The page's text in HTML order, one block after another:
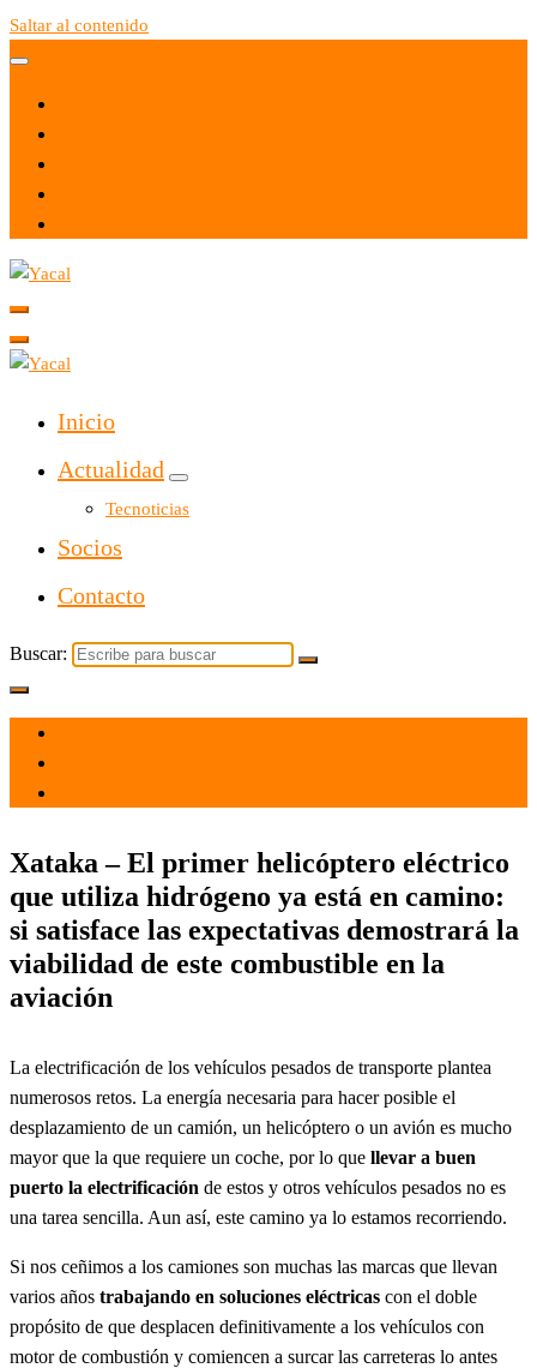
Saltar al contenido
Yacal micro hosting
Inicio
Actualidad
Tecnoticias
Socios
Contacto
Buscar:
Xataka – El primer helicóptero eléctrico
que utiliza hidrógeno ya está en camino:
si satisface las expectativas demostrará la
viabilidad de este combustible en la
aviación
La electrificación de los vehículos pesados de transporte plantea
numerosos retos. La energía necesaria para hacer posible el
desplazamiento de un camión, un helicóptero o un avión es mucho
mayor que la que requiere un coche, por lo que llevar a buen
puerto la electrificación de estos y otros vehículos pesados no es
una tarea sencilla. Aun así, este camino ya lo estamos recorriendo.
Si nos ceñimos a los camiones son muchas las marcas que llevan
varios años trabajando en soluciones eléctricas con el doble
propósito de que desplacen definitivamente a los vehículos con
motor de combustión y comiencen a surcar las carreteras lo antes